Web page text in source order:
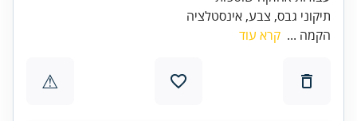
תיקוני גבס, צבע, אינסטלציה
הקמה ... קרא עוד
⚠